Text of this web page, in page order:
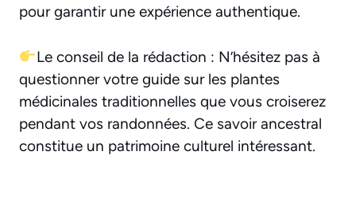
pour garantir une expérience authentique.
Le conseil de la rédaction : N’hésitez pas à
questionner votre guide sur les plantes
médicinales traditionnelles que vous croiserez
pendant vos randonnées. Ce savoir ancestral
constitue un patrimoine culturel intéressant.